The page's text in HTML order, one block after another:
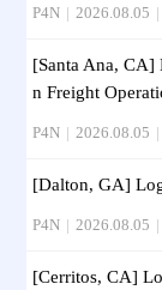
P4N | 2026.08.05 |
[Santa Ana,
n Freight
P4N | 2026.08.05 |
[Dalton, GA]
P4N | 2026.08.05 |
[Cerritos, CA]